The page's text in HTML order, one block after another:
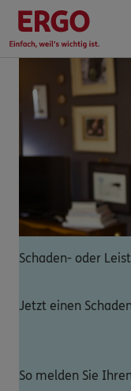
Schaden- oder
Jetzt einen
So melden Sie